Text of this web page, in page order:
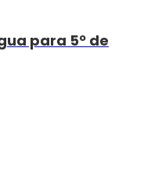
para 5º de